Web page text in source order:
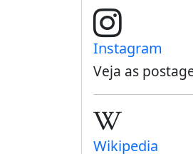
Instagram
Veja as
Wikipedia